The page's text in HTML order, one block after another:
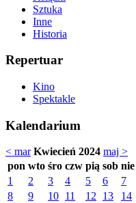
Sztuka
Inne
Historia
Repertuar
Kino
Spektakle
Kalendarium
< mar Kwiecień 2024 maj >
pon wto śro czw pią sob nie
1
2 3 4 5 6
7
8
9 10 11 12 13
14